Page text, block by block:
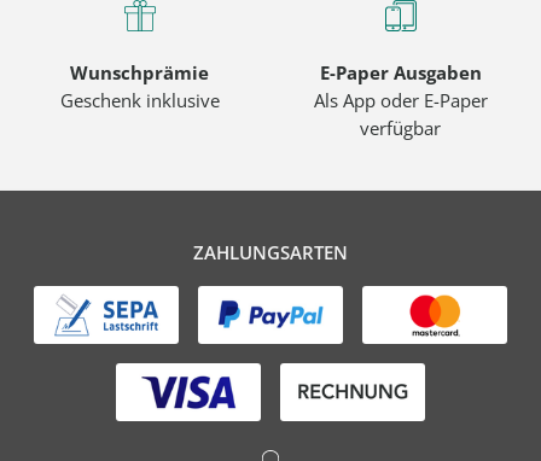
Wunschprämie
Geschenk inklusive
E-Paper Ausgaben
Als App oder E-Paper
verfügbar
ZAHLUNGSARTEN